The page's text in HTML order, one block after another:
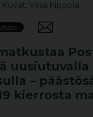
Kuvat: Vesa Kippola
uusiutuvalla
–
kierrosta